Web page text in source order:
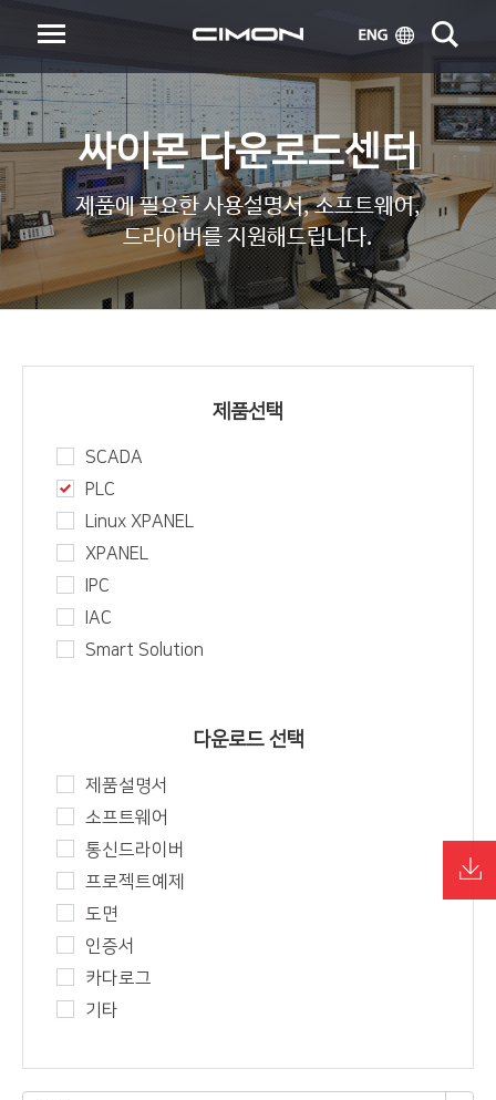
싸이몬 다운로드센터
제품에 필요한 사용설명서, 소프트웨어,
드라이버를 지원해드립니다.
제품선택
SCADA
PLC
Linux XPANEL
XPANEL
IPC
IAC
Smart Solution
다운로드 선택
제품설명서
소프트웨어
통신드라이버
프로젝트예제
도면
인증서
카다로그
기타